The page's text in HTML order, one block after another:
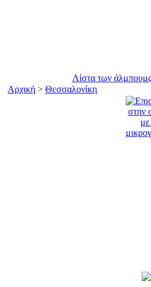
Λίστα των άλμπουμς
Αρχική > Θεσσαλονίκη